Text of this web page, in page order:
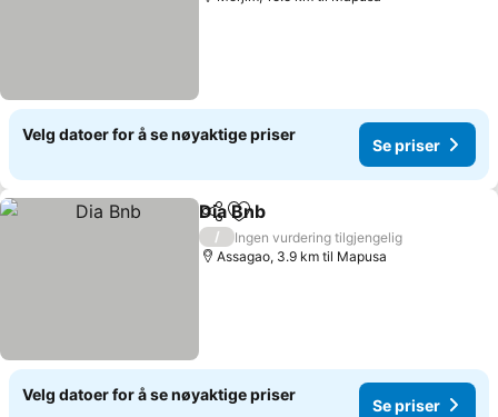
Velg datoer for å se nøyaktige priser
Se priser
Del Legg til i favoritter
Dia Bnb
/
Ingen vurdering tilgjengelig
Assagao, 3.9 km til Mapusa
Velg datoer for å se nøyaktige priser
Se priser